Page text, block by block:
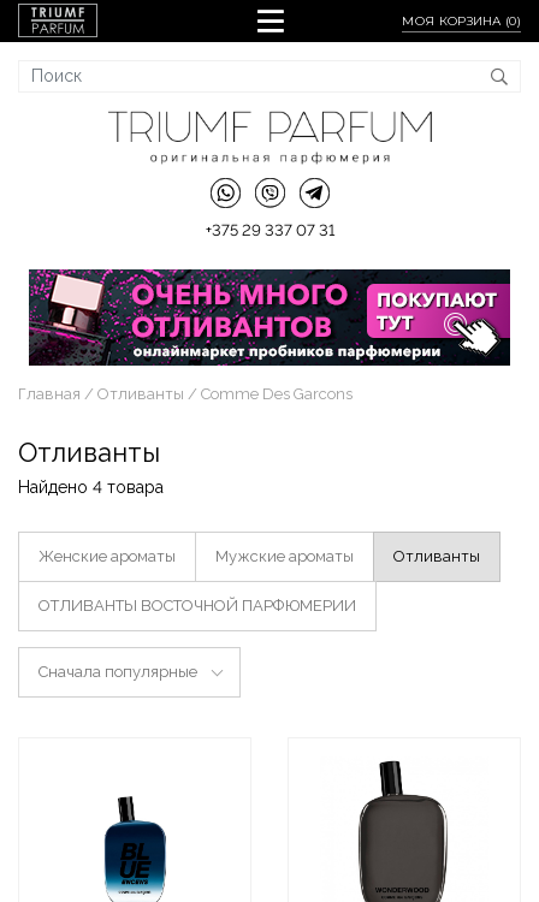
МОЯ КОРЗИНА (0)
+375 29 337 07 31
Главная Отливанты Comme Des Garcons
Отливанты
Найдено 4 товара
Женские ароматы Мужские ароматы Отливанты
ОТЛИВАНТЫ ВОСТОЧНОЙ ПАРФЮМЕРИИ
Сначала популярные